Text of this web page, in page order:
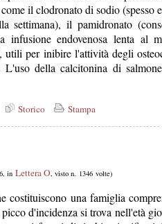
il clodronato di sodio (spesso
settimana), il pamidronato
infusione endovenosa lenta al
utili per inibire l'attività degli
della calcitonina di
Storico Stampa
in Lettera O, visto n. 1346 volte)
costituiscono una famiglia
d'incidenza si trova nell'età